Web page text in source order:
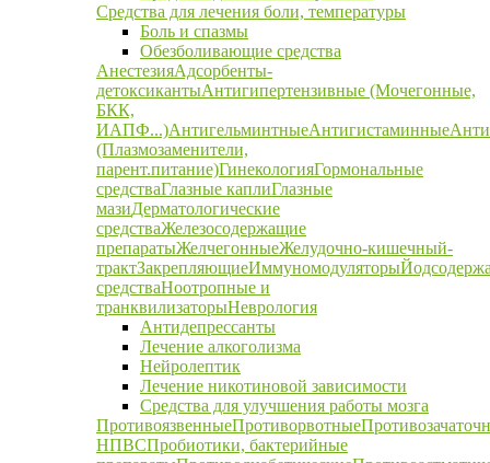
Средства для лечения боли, температуры
Боль и спазмы
Обезболивающие средства
АнестезияАдсорбенты-
детоксикантыАнтигипертензивные (Мочегонные,
БКК,
ИАПФ...)АнтигельминтныеАнтигистаминные
(Плазмозаменители,
парент.питание)ГинекологияГормональные
средстваГлазные каплиГлазные
мазиДерматологические
средстваЖелезосодержащие
препаратыЖелчегонныеЖелудочно-кишечный-
трактЗакрепляющиеИммуномодуляторы
средстваНоотропные и
транквилизаторыНеврология
Антидепрессанты
Лечение алкоголизма
Нейролептик
Лечение никотиновой зависимости
Средства для улучшения работы мозга
ПротивоязвенныеПротиворвотные
НПВСПробиотики, бактерийные